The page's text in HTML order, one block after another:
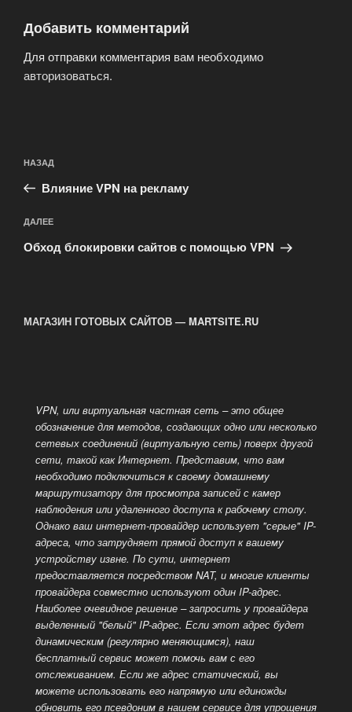
Добавить комментарий
Для отправки комментария вам необходимо
авторизоваться.
по
записям
Предыдущая
запись:
НАЗАД
Влияние VPN на рекламу
Следующая
запись
ДАЛЕЕ
Обход блокировки сайтов с помощью VPN
МАГАЗИН ГОТОВЫХ САЙТОВ — MARTSITE.RU
VPN, или виртуальная частная сеть – это общее
обозначение для методов, создающих одно или несколько
сетевых соединений (виртуальную сеть) поверх другой
сети, такой какИнтернет. Представим, что вам
необходимо подключиться к своему домашнему
маршрутизатору для просмотра записей с камер
наблюдения или удаленного доступа к рабочему столу.
Однако ваш интернет-провайдер использует "серые" IP-
адреса, что затрудняет прямой доступ к вашему
устройству извне. По сути, интернет
предоставляется посредством NAT, и многие клиенты
провайдера совместно используют один IP-адрес.
Наиболее очевидное решение – запросить у провайдера
выделенный "белый" IP-адрес. Если этот адрес будет
динамическим (регулярно меняющимся), наш
бесплатный сервис может помочь вам с его
отслеживанием. Если же адрес статический, вы
можете использовать его напрямую или единожды
обновить его псевдоним в нашем сервисе для упрощения